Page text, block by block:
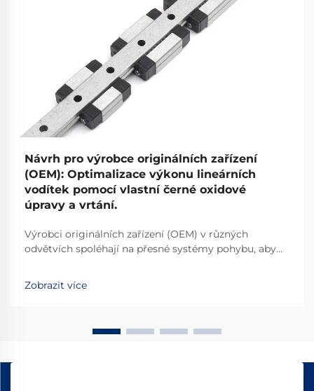
Návrh pro výrobce originálních zařízení
(OEM): Optimalizace výkonu lineárních
vodítek pomocí vlastní černé oxidové
úpravy a vrtání.
Výrobci originálních zařízení (OEM) v různých
odvětvích spoléhají na přesné systémy pohybu, aby
vhodných komponent pro lineární pohyb přímo
ovlivňuje spolehlivost výrobku...
Zobrazit více